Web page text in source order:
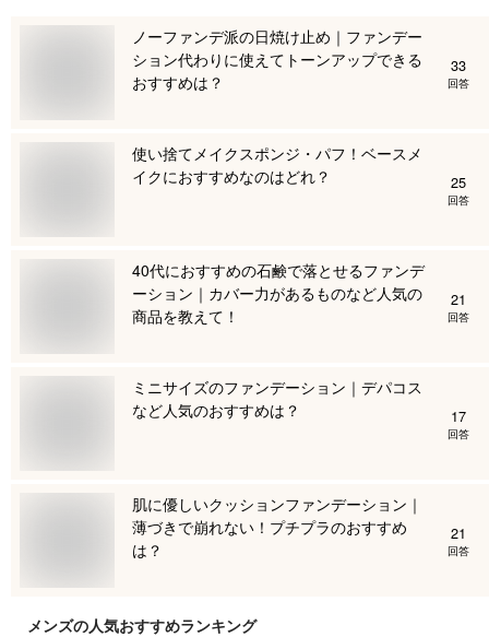
ノーファンデ派の日焼け止め｜ファンデー
ション代わりに使えてトーンアップできる
おすすめは？
33
回答
使い捨てメイクスポンジ・パフ！ベースメ
イクにおすすめなのはどれ？
25
回答
40代におすすめの石鹸で落とせるファンデ
ーション｜カバー力があるものなど人気の
商品を教えて！
21
回答
ミニサイズのファンデーション｜デパコス
など人気のおすすめは？
17
回答
肌に優しいクッションファンデーション｜
薄づきで崩れない！プチプラのおすすめ
は？
21
回答
メンズの人気おすすめランキング